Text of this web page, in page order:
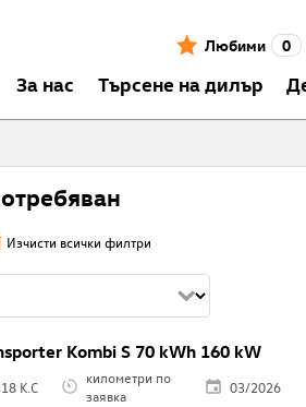
Любими 0
За нас Търсене на дилър
Изчисти всички филтри
Kombi S 70 kWh 160 kW
K.C
километри по
заявка
03/2026